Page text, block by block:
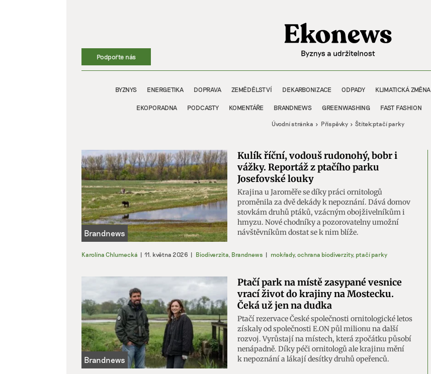
Podpořte nás
BYZNYS ENERGETIKA DOPRAVA ZEMĚDĚLSTVÍ DEKARBONIZACE ODPADY KLIMATICKÁ ZMĚNA
EKOPORADNA PODCASTY KOMENTÁŘE BRANDNEWS GREENWASHING FAST FASHION
Úvodní stránka Příspěvky Štítek:ptačí parky
Kulík říční, vodouš rudonohý, bobr i
vážky. Reportáž z ptačího parku
Josefovské louky
Krajina u Jaroměře se díky práci ornitologů
proměnila za dvě dekády k nepoznání. Dává domov
stovkám druhů ptáků, vzácným obojživelníkům i
hmyzu. Nové chodníky a pozorovatelny umožní
návštěvníkům dostat se k nim blíže.
Karolína Chlumecká | 11. května 2026 | Biodiverzita, Brandnews | mokřady, ochrana biodiverzity, ptačí parky
Ptačí park na místě zasypané vesnice
vrací život do krajiny na Mostecku.
Čeká už jen na dudka
Ptačí rezervace České společnosti ornitologické letos
získaly od společnosti E.ON půl milionu na další
rozvoj. Vyrůstají na místech, která zpočátku působí
nenápadně. Díky péči ornitologů ale krajinu mění
k nepoznání a lákají desítky druhů opeřenců.